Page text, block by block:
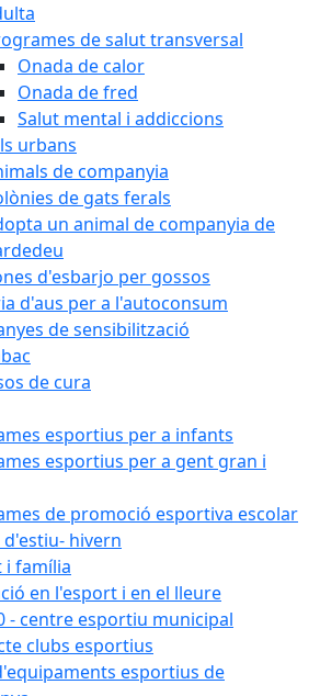
de salut transversal
Onada de calor
Onada de fred
Salut mental i addiccions
urbans
de companyia
de gats ferals
un animal de companyia de
d'esbarjo per gossos
d'aus per a l'autoconsum
de sensibilització
de cura
esportius per a infants
esportius per a gent gran i
de promoció esportiva escolar
d'estiu- hivern
i família
en l'esport i en el lleure
- centre esportiu municipal
clubs esportius
esportius de